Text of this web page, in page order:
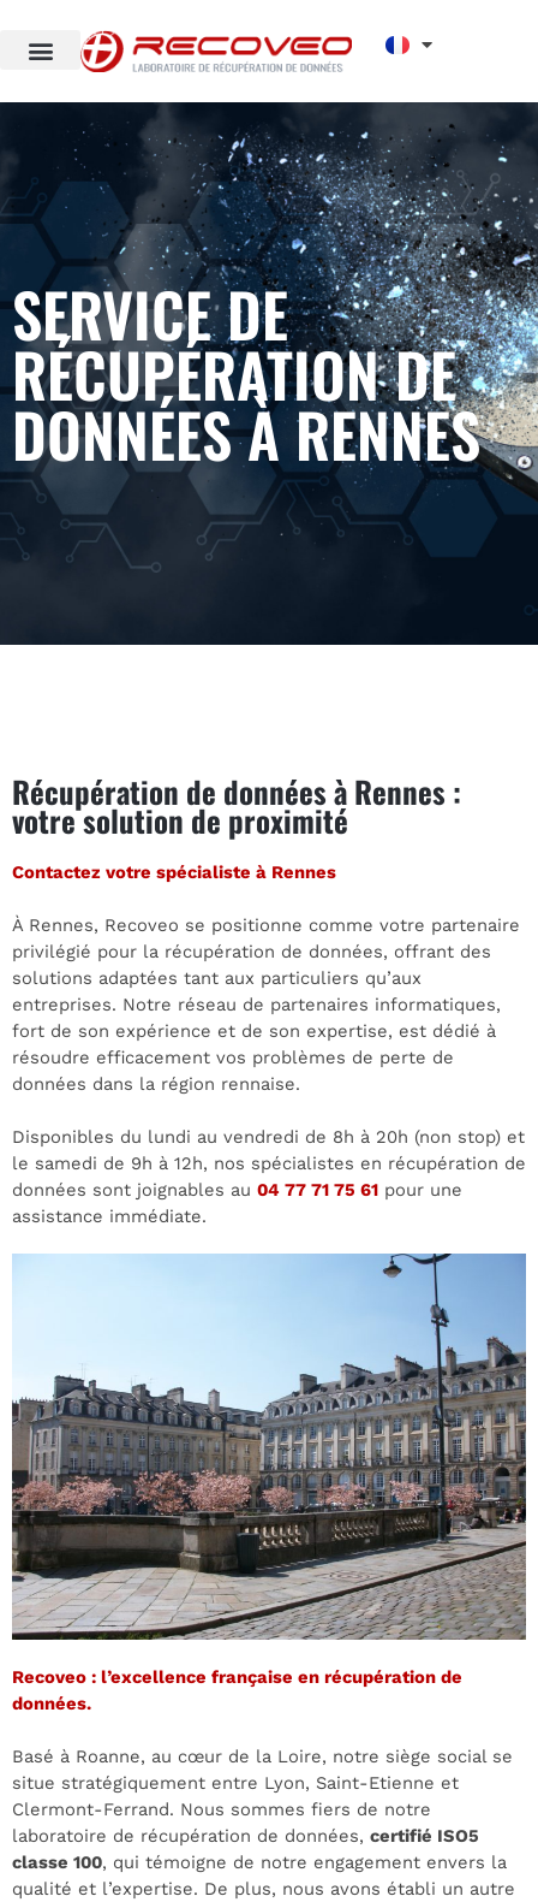
SERVICE DE
RÉCUPÉRATION DE
DONNÉES À RENNES
Récupération de données à Rennes :
votre solution de proximité
Contactez votre spécialiste à Rennes
À Rennes, Recoveo se positionne comme votre partenaire
privilégié pour la récupération de données, offrant des
solutions adaptées tant aux particuliers qu’aux
entreprises. Notre réseau de partenaires informatiques,
fort de son expérience et de son expertise, est dédié à
résoudre efficacement vos problèmes de perte de
données dans la région rennaise.
Disponibles du lundi au vendredi de 8h à 20h (non stop) et
le samedi de 9h à 12h, nos spécialistes en récupération de
données sont joignables au 04 77 71 75 61 pour une
assistance immédiate.
Recoveo : l’excellence française en récupération de
données.
Basé à Roanne, au cœur de la Loire, notre siège social se
situe stratégiquement entre Lyon, Saint-Etienne et
Clermont-Ferrand. Nous sommes fiers de notre
laboratoire de récupération de données, certifié ISO5
classe 100, qui témoigne de notre engagement envers la
qualité et l’expertise. De plus, nous avons établi un autre